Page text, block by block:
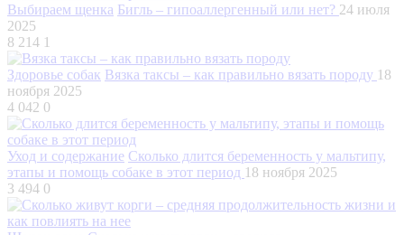
Выбираем щенка Бигль – гипоаллергенный или нет? 24 июля
2025
8 214 1
Здоровье собак Вязка таксы – как правильно вязать породу 18
ноября 2025
4 042 0
Уход и содержание Сколько длится беременность у мальтипу,
этапы и помощь собаке в этот период 18 ноября 2025
3 494 0